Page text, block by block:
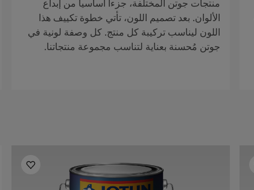
منتجات جوتن المختلفة، جزءاً أساسياً من إبداع
الألوان. بعد تصميم اللون، تأتي خطوة تكييف هذا
اللون ليناسب تركيبة كل منتج. كل وصفة لونية في
جوتن مُحسنة بعناية لتناسب مجموعة منتجاتنا.